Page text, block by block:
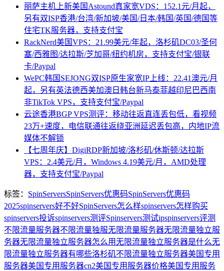
丽萨主机上新美国Astound真家宽VDS：152.1元/月起，
另有双ISP香港/台湾/新加坡/美国/日本/韩国/英国/德国等
住宅TK服务器，支持支付宝
RackNerd美国VPS：21.99美元/年起，洛杉矶DC03/圣何
塞/西雅图/达拉斯/芝加哥/纽约机房，支持支付宝/银联
卡/Paypal
WePC韩国SEJONG双ISP原生家宽IP上线：22.41澳元/月
起，另有英法德西美加澳日韩台新马泰菲越印尼巴西南
非TikTok VPS，支持支付宝/Paypal
云途香港BGP VPS测评：移动往返直连丢包低，看视频
23万+速度，电信联通往返绕亚洲延迟丢包高，内地IP流
媒体不解锁
【七周年庆】DigiRDP新加坡/洛杉矶/休斯顿/达拉斯
VPS：2.4美元/月，Windows 4.19美元/月，AMD处理
器，支持支付宝/Paypal
标签： SpinServersSpinServers优惠码SpinServers优惠码
2025spinservers好不好SpinServers怎么样spinservers怎样购买
spinservers投诉spinservers测评Spinservers测试ipspinservers评测
不限流量服务器不限流量独服无限流量服务器无限流量独立服
务器无限流量独立服务器怎么用无限流量独立服务器是什么无
限流量独立服务器有哪些洛杉矶不限流量独立服务器美国专用
服务器美国专用服务器cn2美国专用服务器价格美国专用服务